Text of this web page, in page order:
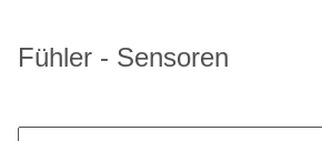
Fühler - Sensoren